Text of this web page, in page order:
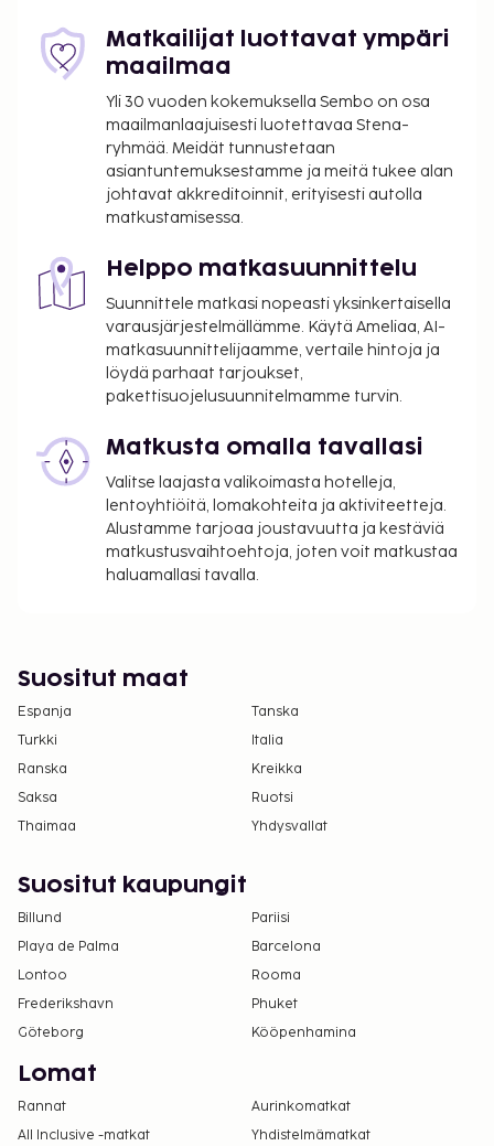
ottamalla yhteyttä majoituspaikkaan
varausvahvistuksessa olevien tietojen avulla.
Yksi korkeintaan 3 vuotta vanha lapsi voi
majoittua ilmaiseksi, kun hän käyttää
vanhemman tai huoltajan huoneessa olevia
sänkyjä.
Matkailijat luottavat ympäri
maailmaa
Yli 30 vuoden kokemuksella Sembo on osa
maailmanlaajuisesti luotettavaa Stena-
ryhmää. Meidät tunnustetaan
asiantuntemuksestamme ja meitä tukee alan
johtavat akkreditoinnit, erityisesti autolla
matkustamisessa.
Helppo matkasuunnittelu
Suunnittele matkasi nopeasti yksinkertaisella
varausjärjestelmällämme. Käytä Ameliaa, AI-
matkasuunnittelijaamme, vertaile hintoja ja
löydä parhaat tarjoukset,
pakettisuojelusuunnitelmamme turvin.
Matkusta omalla tavallasi
Valitse laajasta valikoimasta hotelleja,
lentoyhtiöitä, lomakohteita ja aktiviteetteja.
Alustamme tarjoaa joustavuutta ja kestäviä
matkustusvaihtoehtoja, joten voit matkustaa
haluamallasi tavalla.
Suositut maat
Espanja
Tanska
Turkki
Italia
Ranska
Kreikka
Saksa
Ruotsi
Thaimaa
Yhdysvallat
Suositut kaupungit
Billund
Pariisi
Playa de Palma
Barcelona
Lontoo
Rooma
Frederikshavn
Phuket
Göteborg
Kööpenhamina
Lomat
Rannat
Aurinkomatkat
All Inclusive -matkat
Yhdistelmämatkat